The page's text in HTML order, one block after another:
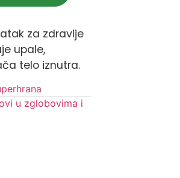
za zdravlje
upale,
telo iznutra.
u zglobovima i